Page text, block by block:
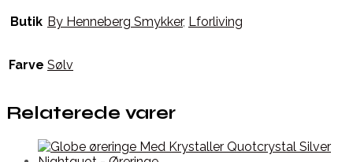
Butik By Henneberg Smykker, Lforliving
Farve Sølv
Relaterede varer